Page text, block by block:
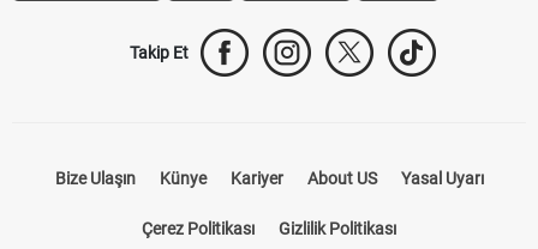
Takip Et
Bize Ulaşın Künye Kariyer About US Yasal Uyarı
Çerez Politikası Gizlilik Politikası